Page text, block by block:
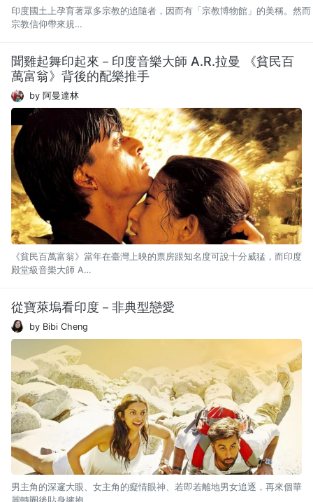
印度國土上孕育著眾多宗教的追隨者，因而有「宗教博物館」的美稱。然而
宗教信仰帶來規…
聞雞起舞印起來－印度音樂大師 A.R.拉曼 《貧民百
萬富翁》背後的配樂推手
by 阿曼達林
《貧民百萬富翁》當年在臺灣上映的票房跟知名度可說十分威猛，而印度
殿堂級音樂大師 A…
從寶萊塢看印度－非典型戀愛
by Bibi Cheng
男主角的深邃大眼、女主角的癡情眼神、若即若離地男女追逐，再來個華